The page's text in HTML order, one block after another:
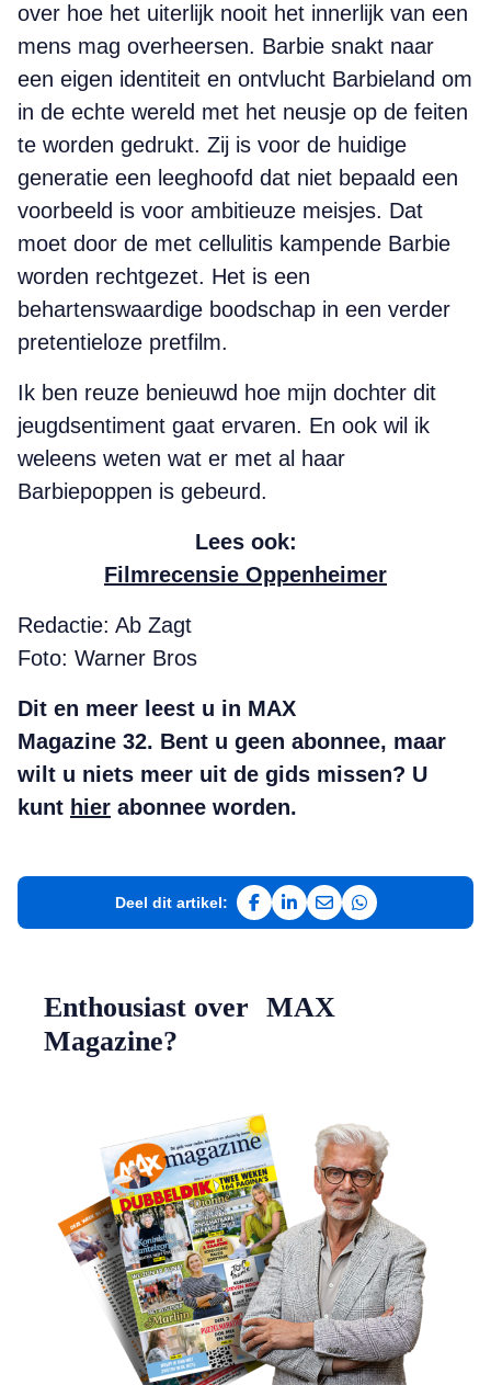
over hoe het uiterlijk nooit het innerlijk van een
mens mag overheersen. Barbie snakt naar
een eigen identiteit en ontvlucht Barbieland om
in de echte wereld met het neusje op de feiten
te worden gedrukt. Zij is voor de huidige
generatie een leeghoofd dat niet bepaald een
voorbeeld is voor ambitieuze meisjes. Dat
moet door de met cellulitis kampende Barbie
worden rechtgezet. Het is een
behartenswaardige boodschap in een verder
pretentieloze pretfilm.
Ik ben reuze benieuwd hoe mijn dochter dit
jeugdsentiment gaat ervaren. En ook wil ik
weleens weten wat er met al haar
Barbiepoppen is gebeurd.
Lees ook:
Filmrecensie Oppenheimer
Redactie: Ab Zagt
Foto: Warner Bros
Dit en meer leest u in MAX
Magazine 32. Bent u geen abonnee, maar
wilt u niets meer uit de gids missen? U
kunt hier abonnee worden.
Deel dit artikel:
Deel op Facebook
Deel op LinkedIn
Deel via e-mail
Deel via
Enthousiast over MAX
Magazine?